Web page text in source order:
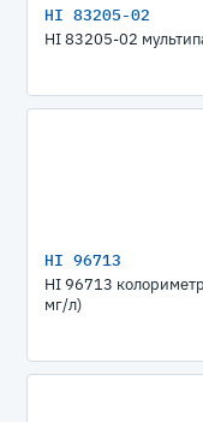
HI 83205-02
HI 83205-02
HI 96713
HI 96713
мг/л)